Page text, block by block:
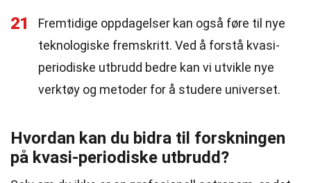
21
Fremtidige oppdagelser kan også føre til nye
teknologiske fremskritt. Ved å forstå kvasi-
periodiske utbrudd bedre kan vi utvikle nye
verktøy og metoder for å studere universet.
Hvordan kan du bidra til forskningen
på kvasi-periodiske utbrudd?